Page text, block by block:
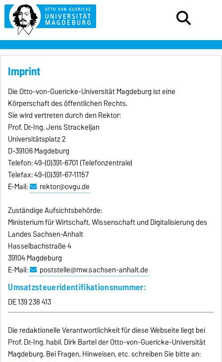
Imprint
Die Otto-von-Guericke-Universität Magdeburg ist eine
Körperschaft des öffentlichen Rechts.
Sie wird vertreten durch den Rektor:
Prof. Dr.-Ing. Jens Strackeljan
Universitätsplatz 2
D-39106 Magdeburg
Telefon: 49-(0)391-6701 (Telefonzentrale)
Telefax: 49-(0)391-67-11157
E-Mail:
rektor@ovgu.de
Zuständige Aufsichtsbehörde:
Ministerium für Wirtschaft, Wissenschaft und Digitalisierung des
Landes Sachsen-Anhalt
Hasselbachstraße 4
39104 Magdeburg
E-Mail:
poststelle@mw.sachsen-anhalt.de
Umsatzsteueridentifikationsnummer:
DE 139 238 413
Die redaktionelle Verantwortlichkeit für diese Webseite liegt bei
Prof. Dr.-Ing. habil. Dirk Bartel der Otto-von-Guericke-Universität
Magdeburg. Bei Fragen, Hinweisen, etc. schreiben Sie bitte an: